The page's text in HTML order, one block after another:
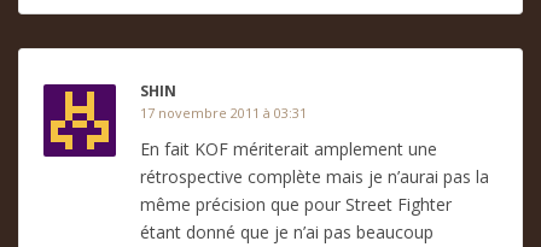
SHIN
17 novembre 2011 à 03:31
En fait KOF mériterait amplement une
rétrospective complète mais je n’aurai pas la
même précision que pour Street Fighter
étant donné que je n’ai pas beaucoup